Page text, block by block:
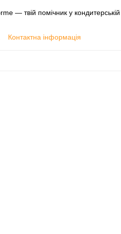
— твій помічник у кондитерській
Контактна інформація